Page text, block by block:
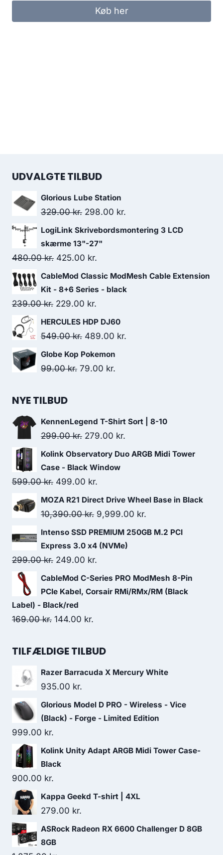
Køb her
UDVALGTE TILBUD
Glorious Lube Station
329.00kr. Original
price
was:
329.00 kr..
298.00 kr.
price
LogiLink Skrivebordsmontering 3 LCD
skærme 13"-27"
480.00kr. Original
price
was:
480.00 kr..
425.00 kr.
price
is:
CableMod Classic ModMesh Cable Extension
Kit - 8+6 Series - black
239.00kr. Original
price
was:
229.00 kr.
price
is:
HERCULES HDP DJ60
549.00kr. Original
price
was:
489.00 kr.
Globe Kop Pokemon
99.00kr. Original
79.00 kr.
NYE TILBUD
KennenLegend T-Shirt Sort | 8-10
299.00kr. Original
price
was:
299.00 kr..
279.00 kr.
price
Kolink Observatory Duo ARGB Midi Tower
Case - Black Window
599.00kr. Original
price
was:
499.00 kr.
price
is:
MOZA R21 Direct Drive Wheel Base in Black
10,390.00kr. Original
price
was:
9,999.00 kr.
price
Intenso SSD PREMIUM 250GB M.2 PCI
Express 3.0 x4 (NVMe)
299.00kr. Original
price
was:
299.00 kr..
249.00 kr.
price
is:
CableMod C-Series PRO ModMesh 8-Pin
PCIe Kabel, Corsair RMi/RMx/RM (Black
Label) - Black/red
169.00kr. Original
was:
144.00 kr.
is:
TILFÆLDIGE TILBUD
Razer Barracuda X Mercury White
935.00 kr.
Glorious Model D PRO - Wireless - Vice
(Black) - Forge - Limited Edition
999.00 kr.
Kolink Unity Adapt ARGB Midi Tower Case-
Black
900.00 kr.
Kappa Geekd T-shirt | 4XL
279.00 kr.
ASRock Radeon RX 6600 Challenger D 8GB
8GB